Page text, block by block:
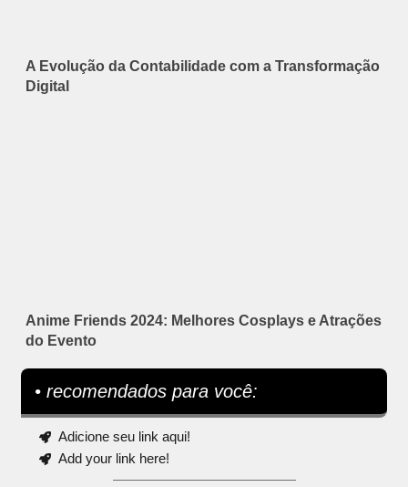
A Evolução da Contabilidade com a Transformação
Digital
Anime Friends 2024: Melhores Cosplays e Atrações
do Evento
• recomendados para você:
Adicione seu link aqui!
Add your link here!